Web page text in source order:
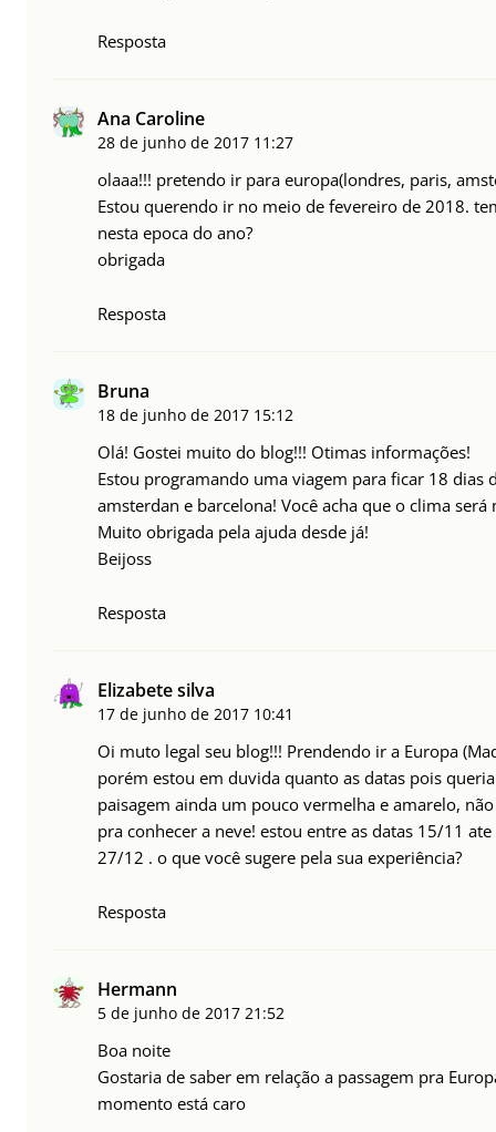
Resposta
Ana Caroline
28 de junho de 2017 11:27
olaaa!!! pretendo ir para europa(londres, paris,
Estou querendo ir no meio de fevereiro de 2018.
nesta epoca do ano?
obrigada
Resposta
Bruna
18 de junho de 2017 15:12
Olá! Gostei muito do blog!!! Otimas informações!
Estou programando uma viagem para ficar 18
amsterdan e barcelona! Você acha que o clima
Muito obrigada pela ajuda desde já!
Beijoss
Resposta
Elizabete silva
17 de junho de 2017 10:41
Oi muto legal seu blog!!! Prendendo ir a Europa
porém estou em duvida quanto as datas pois
paisagem ainda um pouco vermelha e amarelo,
pra conhecer a neve! estou entre as datas 15/11
27/12 . o que você sugere pela sua experiência?
Resposta
Hermann
5 de junho de 2017 21:52
Boa noite
Gostaria de saber em relação a passagem pra
momento está caro